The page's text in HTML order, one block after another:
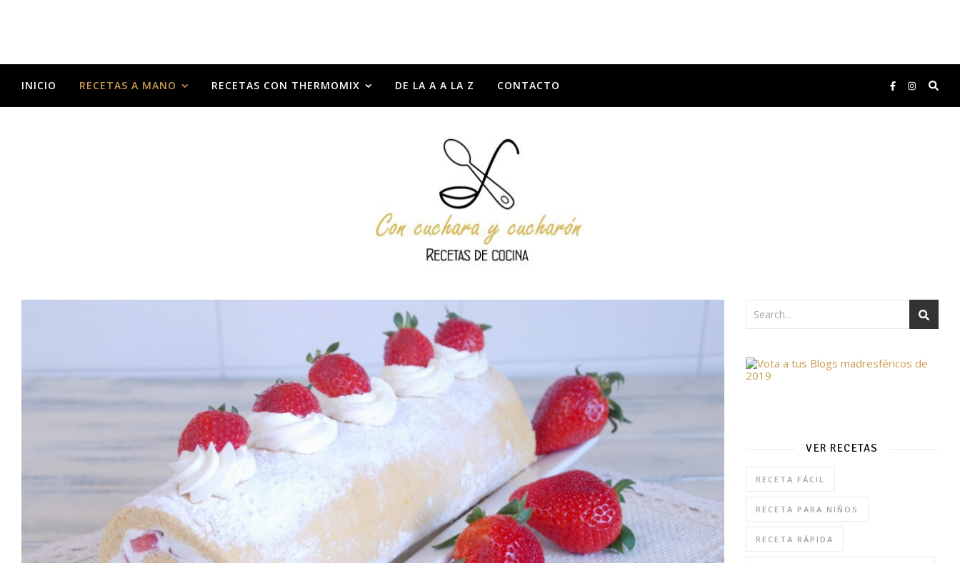
INICIO RECETAS A MANO RECETAS CON THERMOMIX DE LA A A LA Z CONTACTO
VER RECETAS
RECETA FÁCIL
RECETA PARA NIÑOS
RECETA RÁPIDA